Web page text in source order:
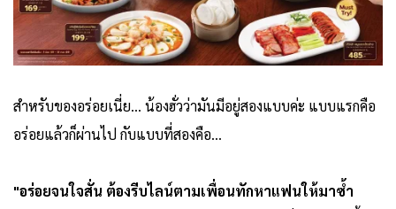
สำหรับของอร่อยเนี่ย... น้องฮั่วว่ามันมีอยู่สองแบบค่ะ แบบแรกคือ
อร่อยแล้วก็ผ่านไป กับแบบที่สองคือ...
"อร่อยจนใจสั่น ต้องรีบไลน์ตามเพื่อนทักหาแฟนให้มาซ้ำ